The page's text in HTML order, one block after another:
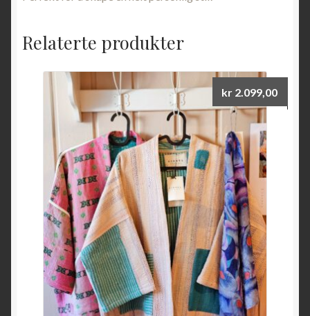
Relaterte produkter
kr 2.099,00